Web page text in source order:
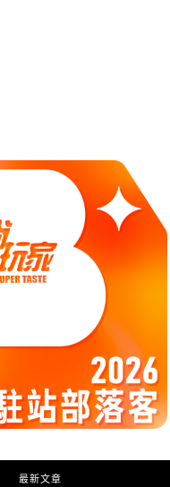
最新文章